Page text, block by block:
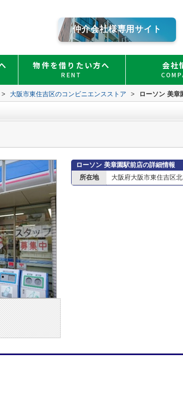
仲介会社様専用サイト
物件を借りたい方へ
RENT
会社
> 大阪市東住吉区のコンビニエンスストア > ローソン 美章
ローソン 美章園駅前店の詳細情報
所在地
大阪府大阪市東住吉区